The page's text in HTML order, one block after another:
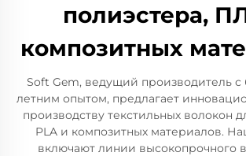
полиэстера,
композитных
Soft Gem, ведущий производитель с
летним опытом, предлагает
производству текстильных волокон
PLA и композитных материалов.
включают линии высокопрочного